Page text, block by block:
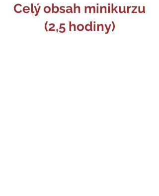
Celý obsah minikurzu
(2,5 hodiny)